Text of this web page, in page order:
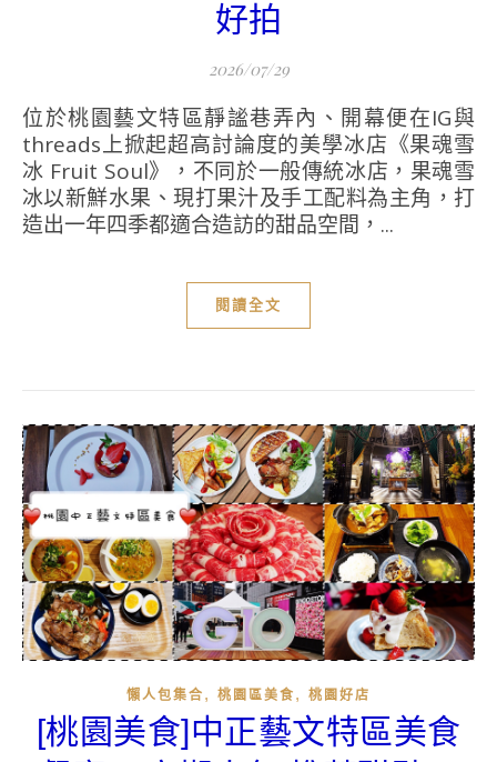
好拍
2026/07/29
位於桃園藝文特區靜謐巷弄內、開幕便在IG與
threads上掀起超高討論度的美學冰店《果魂雪
冰 Fruit Soul》，不同於一般傳統冰店，果魂雪
冰以新鮮水果、現打果汁及手工配料為主角，打
造出一年四季都適合造訪的甜品空間，...
閱讀全文
懶人包集合 , 桃園區美食 , 桃園好店
[桃園美食]中正藝文特區美食